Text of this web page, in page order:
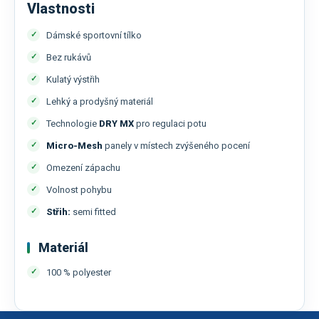
Vlastnosti
Dámské sportovní tílko
Bez rukávů
Kulatý výstřih
Lehký a prodyšný materiál
Technologie DRY MX pro regulaci potu
Micro-Mesh panely v místech zvýšeného pocení
Omezení zápachu
Volnost pohybu
Střih: semi fitted
Materiál
100 % polyester